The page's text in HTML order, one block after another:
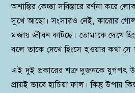
অশান্তির কেচ্ছা সবিস্তারে বর্ণনা করে
সুখে আছো। সংসারও নেই, কারোর
মজায় জীবন কাটছে। তোমাকে দেখে
বলে তাকে দেখে হিংসে হওয়ার কথা সে
এই দুই প্রকারের শত্রু দুজনকে যুগপৎ
প্রায়ই ভাবে হাচিয়া ফাল। কিন্তু উপায়